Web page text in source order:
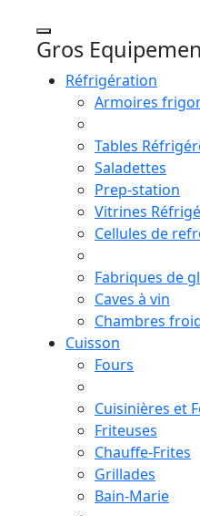
Gros
Réfrigération
Armoires
Tables
Saladettes
Prep-station
Vitrines
Cellules de
Fabriques de
Caves à vin
Chambres
Cuisson
Fours
Cuisinières et
Friteuses
Chauffe-Frites
Grillades
Bain-Marie